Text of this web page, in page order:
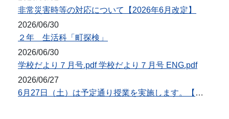
非常災害時等の対応について【2026年6月改定】
2026/06/30
２年 生活科「町探検」
2026/06/30
学校だより７月号.pdf 学校だより７月号 ENG.pdf
2026/06/27
6月27日（土）は予定通り授業を実施します。【台風7・8号対応】